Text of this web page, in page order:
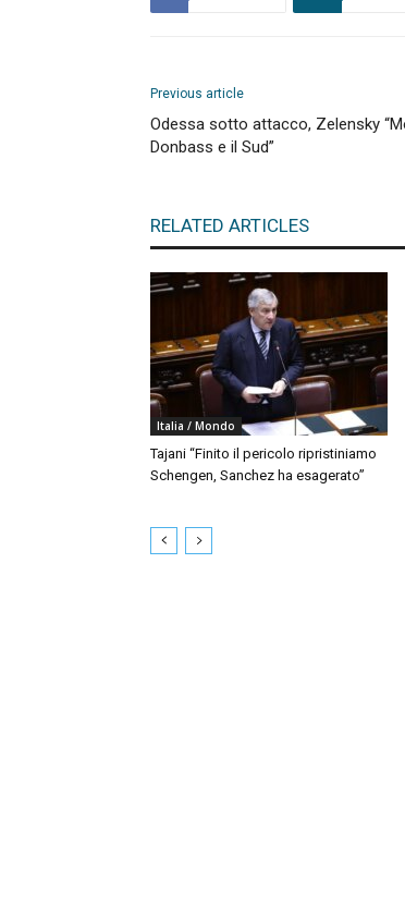
Previous article
Odessa sotto attacco, Zelensky
Donbass e il Sud”
RELATED ARTICLES
Italia / Mondo
Tajani “Finito il pericolo ripristiniamo
Schengen, Sanchez ha esagerato”